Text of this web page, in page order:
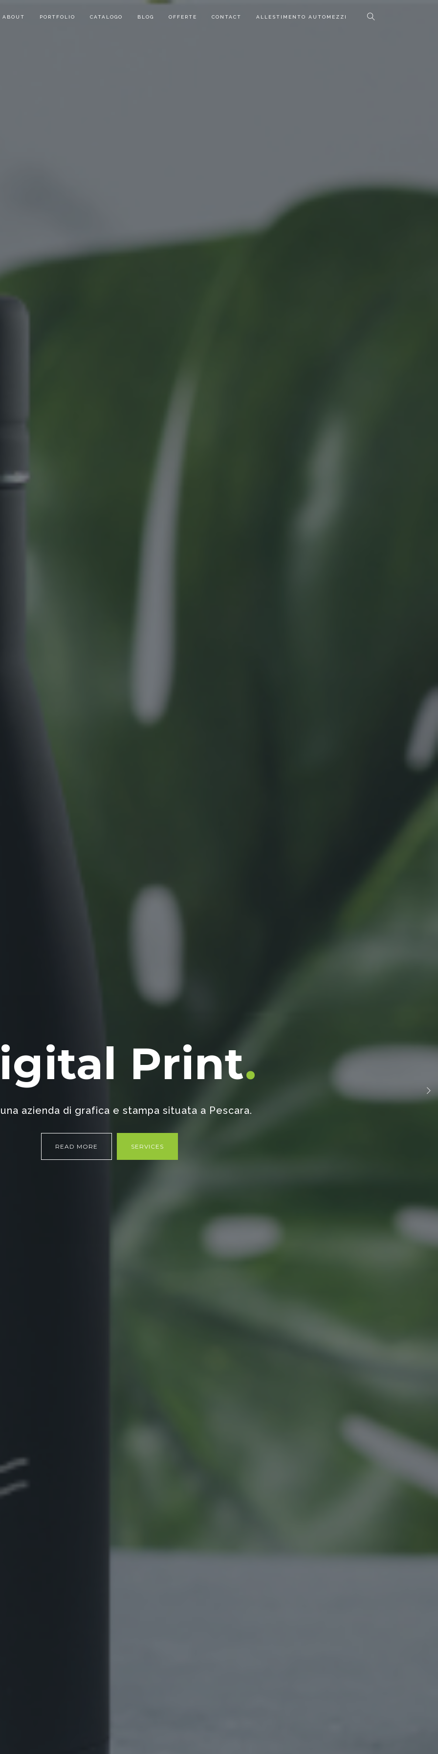
ABOUT PORTFOLIO CATALOGO BLOG OFFERTE CONTACT ALLESTIMENTO AUTOMEZZI
Print
azienda di grafica e stampa situata a Pescara.
READ MORE SERVICES
Gdecor
di stampa digitale e personalizzazione.
EXPLORE JOIN US